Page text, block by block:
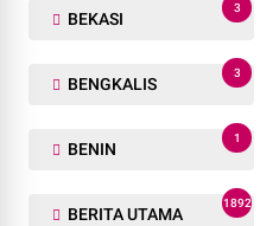
BEKASI
3
BENGKALIS
3
BENIN
1
BERITA UTAMA
1892